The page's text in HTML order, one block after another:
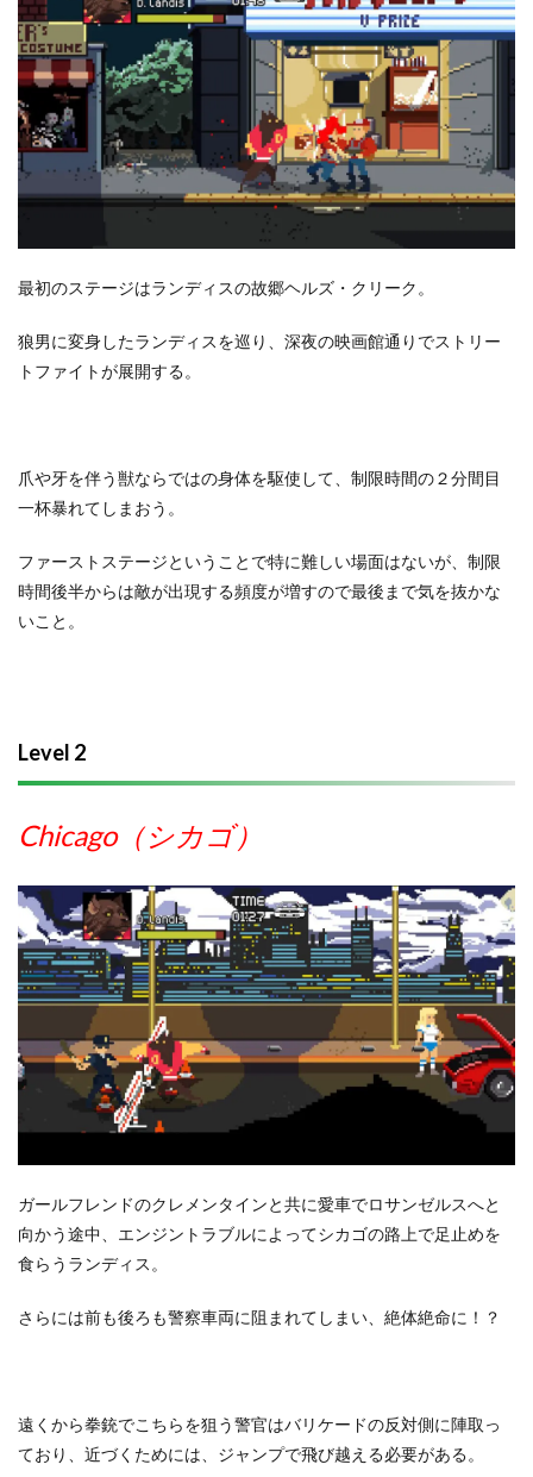
最初のステージはランディスの故郷ヘルズ・クリーク。
狼男に変身したランディスを巡り、深夜の映画館通りでストリー
トファイトが展開する。
爪や牙を伴う獣ならではの身体を駆使して、制限時間の２分間目
一杯暴れてしまおう。
ファーストステージということで特に難しい場面はないが、制限
時間後半からは敵が出現する頻度が増すので最後まで気を抜かな
いこと。
Level 2
Chicago（シカゴ）
ガールフレンドのクレメンタインと共に愛車でロサンゼルスへと
向かう途中、エンジントラブルによってシカゴの路上で足止めを
食らうランディス。
さらには前も後ろも警察車両に阻まれてしまい、絶体絶命に！？
遠くから拳銃でこちらを狙う警官はバリケードの反対側に陣取っ
ており、近づくためには、ジャンプで飛び越える必要がある。